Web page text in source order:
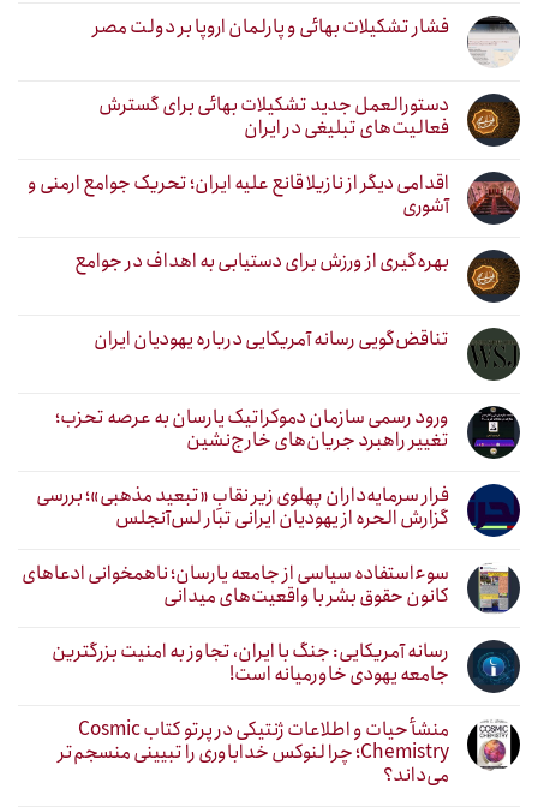
فشار تشکیلات بهائی و پارلمان اروپا بر دولت مصر
دستورالعمل جدید تشکیلات بهائی برای گسترش
فعالیت‌های تبلیغی در ایران
اقدامی دیگر از نازیلا قانع علیه ایران؛ تحریک جوامع ارمنی و
آشوری
بهره‌گیری از ورزش برای دستیابی به اهداف در جوامع
تناقض‌گویی رسانه آمریکایی درباره یهودیان ایران
ورود رسمی سازمان دموکراتیک یارسان به عرصه تحزب؛
تغییر راهبرد جریان‌های خارج‌نشین
فرار سرمایه‌داران پهلوی زیر نقابِ «تبعید مذهبی»؛ بررسی
گزارش الحره از یهودیان ایرانی تبار لس‌آنجلس
سوءاستفاده سیاسی از جامعه یارسان؛ ناهمخوانی ادعاهای
کانون حقوق بشر با واقعیت‌های میدانی
رسانه آمریکایی: جنگ با ایران، تجاوز به امنیت بزرگترین
جامعه یهودی خاورمیانه است!
منشأ حیات و اطلاعات ژنتیکی در پرتو کتاب Cosmic
Chemistry؛ چرا لنوکس خداباوری را تبیینی منسجم‌تر
می‌داند؟